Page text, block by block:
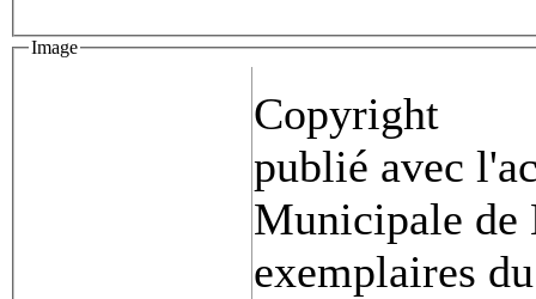
Image
Copyright
publié avec
Municipale de
exemplaires